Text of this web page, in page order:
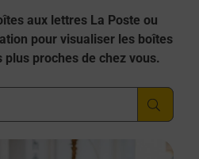
aux lettres La Poste ou
pour visualiser les boîtes
proches de chez vous.